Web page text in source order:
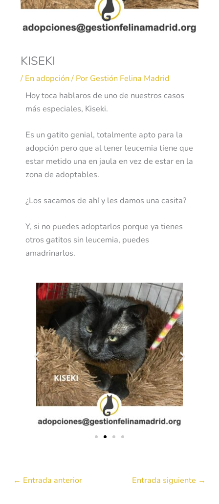
KISEKI
/ En adopción/ Por Gestión Felina Madrid
Hoy toca hablaros de uno de nuestros casos
más especiales, Kiseki.
Es un gatito genial, totalmente apto para la
adopción pero que al tener leucemia tiene que
estar metido una en jaula en vez de estar en la
zona de adoptables.
¿Los sacamos de ahí y les damos una casita?
Y, si no puedes adoptarlos porque ya tienes
otros gatitos sin leucemia, puedes
amadrinarlos.
← Entrada anterior Entrada siguiente →